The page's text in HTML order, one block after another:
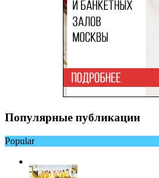
Популярные публикации
Popular